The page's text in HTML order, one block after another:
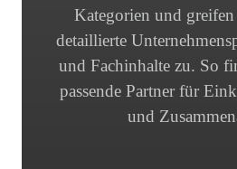
Kategorien und
detaillierte
und Fachinhalte zu. So
passende Partner für
und